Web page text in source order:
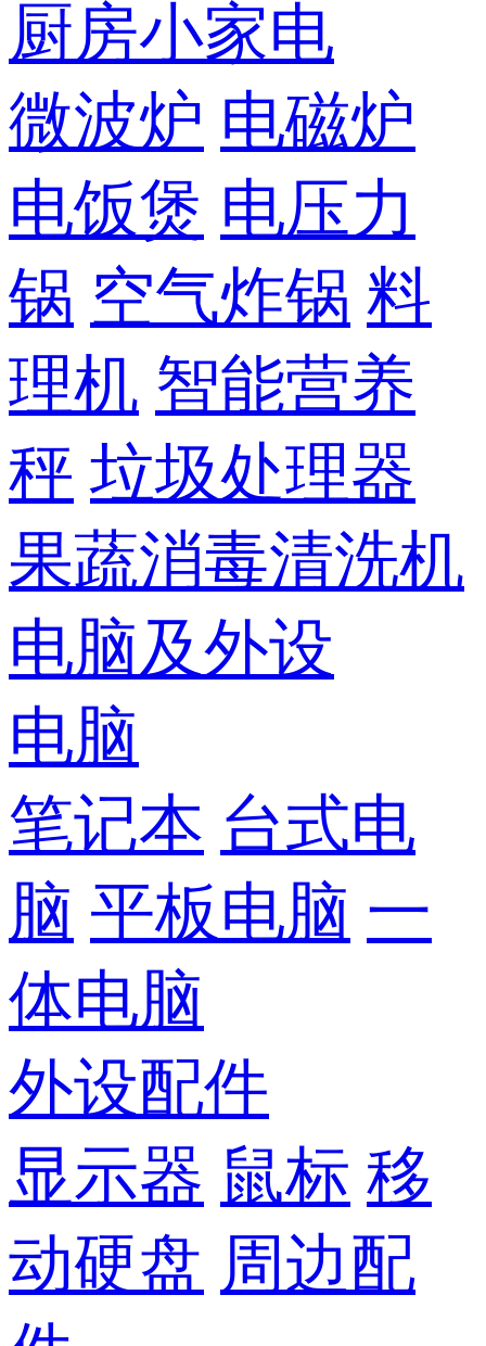
厨房小家电
微波炉 电磁炉
电饭煲 电压力
锅 空气炸锅 料
理机 智能营养
秤 垃圾处理器
果蔬消毒清洗机
电脑及外设
电脑
笔记本 台式电
脑 平板电脑 一
体电脑
外设配件
显示器 鼠标 移
动硬盘 周边配